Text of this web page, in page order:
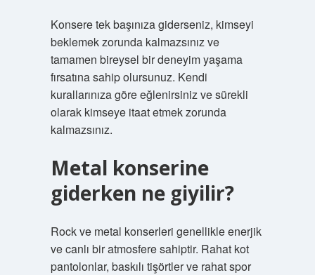
Konsere tek başınıza giderseniz, kimseyi
beklemek zorunda kalmazsınız ve
tamamen bireysel bir deneyim yaşama
fırsatına sahip olursunuz. Kendi
kurallarınıza göre eğlenirsiniz ve sürekli
olarak kimseye itaat etmek zorunda
kalmazsınız.
Metal konserine
giderken ne giyilir?
Rock ve metal konserleri genellikle enerjik
ve canlı bir atmosfere sahiptir. Rahat kot
pantolonlar, baskılı tişörtler ve rahat spor